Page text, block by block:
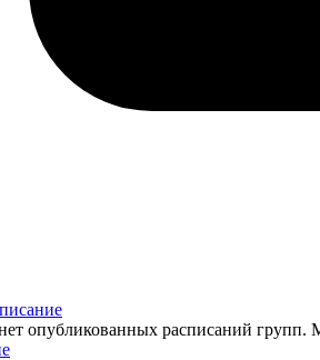
опубликованных расписаний